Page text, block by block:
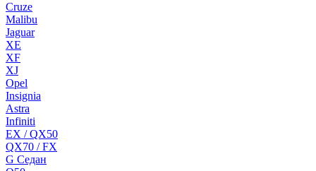
Cruze
Malibu
Jaguar
XE
XF
XJ
Opel
Insignia
Astra
Infiniti
EX / QX50
QX70 / FX
G Cедан